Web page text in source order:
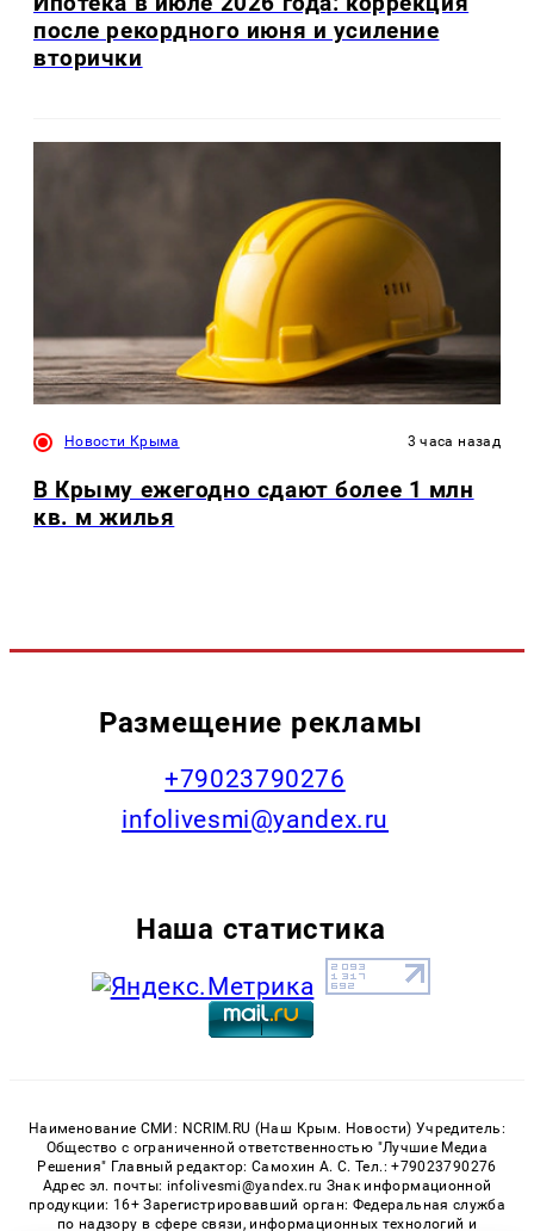
после рекордного июня и усиление
вторички
Новости Крыма 3 часа назад
В Крыму ежегодно сдают более 1 млн
кв. м жилья
Размещение рекламы
+79023790276
infolivesmi@yandex.ru
Наша статистика
Наименование СМИ: NCRIM.RU (Наш Крым. Новости) Учредитель:
Общество с ограниченной ответственностью "Лучшие Медиа
Решения" Главный редактор: Самохин А. С. Тел.: +79023790276
Адрес эл. почты: infolivesmi@yandex.ru Знак информационной
продукции: 16+ Зарегистрировавший орган: Федеральная служба
по надзору в сфере связи, информационных технологий и